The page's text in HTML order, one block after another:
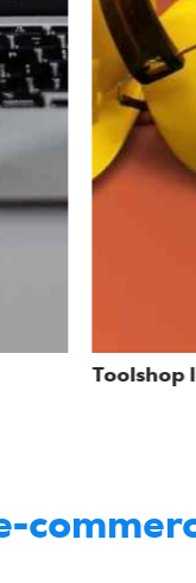
Toolshop